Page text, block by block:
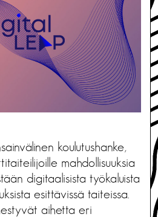
koulutushanke,
mahdollisuuksia
digitaalisista työkaluista
esittävissä taiteissa.
aihetta eri